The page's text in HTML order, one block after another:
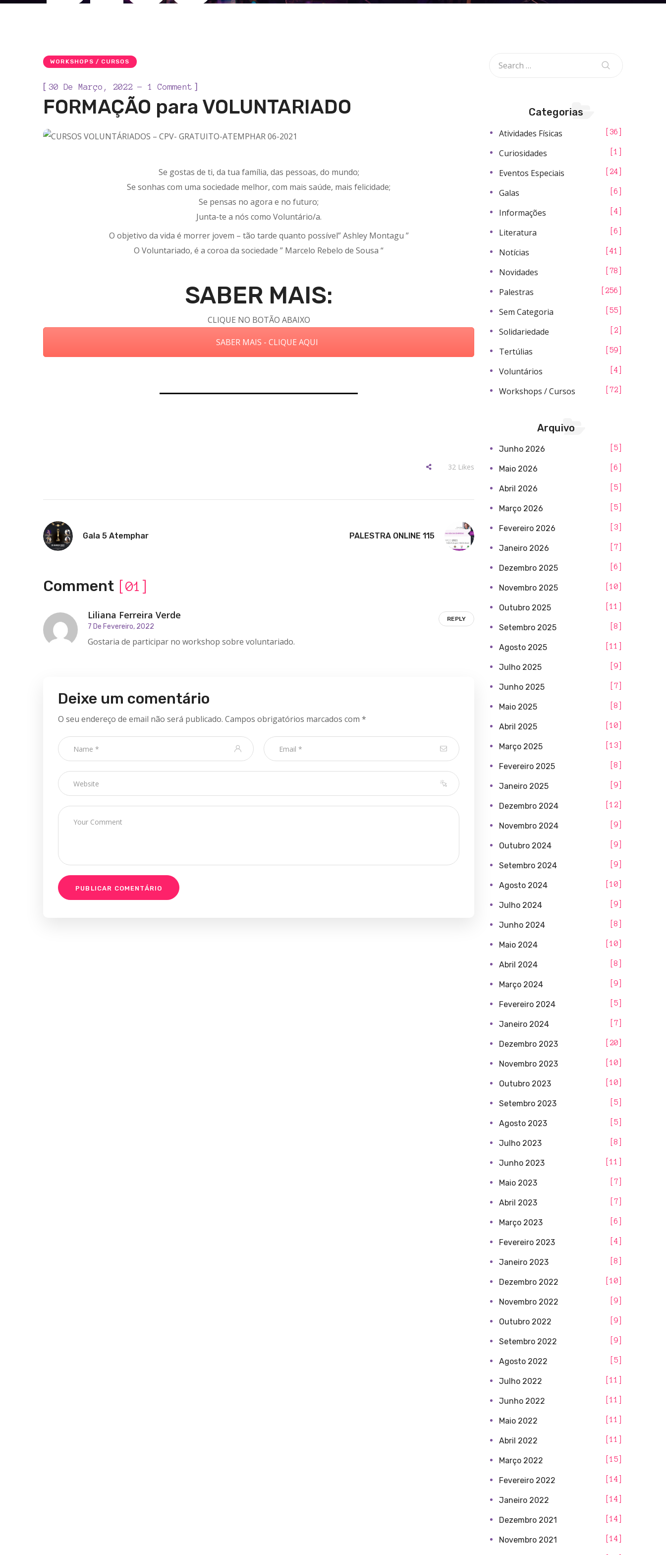
WORKSHOPS / CURSOS
[ 30 De Março, 2022 1 Comment ]
FORMAÇÃO para VOLUNTARIADO
Se gostas de ti, da tua família, das pessoas, do mundo;
Se sonhas com uma sociedade melhor, com mais saúde, mais felicidade;
Se pensas no agora e no futuro;
Junta-te a nós como Voluntário/a.
O objetivo da vida é morrer jovem – tão tarde quanto possível” Ashley Montagu ”
O Voluntariado, é a coroa da sociedade ” Marcelo Rebelo de Sousa “
SABER MAIS:
CLIQUE NO BOTÃO ABAIXO
SABER MAIS - CLIQUE AQUI
32 Likes
Gala 5 Atemphar PALESTRA ONLINE 115
Comment [01]
Liliana Ferreira Verde
7 De Fevereiro, 2022
Gostaria de participar no workshop sobre voluntariado.
REPLY
Deixe um comentário
O seu endereço de email não será publicado. Campos obrigatórios marcados com *
Categorias
Atividades Físicas 36
Curiosidades 1
Eventos Especiais 24
Galas 6
Informações 4
Literatura 6
Notícias 41
Novidades 78
Palestras 256
Sem Categoria 55
Solidariedade 2
Tertúlias 59
Voluntários 4
Workshops / Cursos 72
Arquivo
Junho 2026 5
Maio 2026 6
Abril 2026 5
Março 2026 5
Fevereiro 2026 3
Janeiro 2026 7
Dezembro 2025 6
Novembro 2025 10
Outubro 2025 11
Setembro 2025 8
Agosto 2025 11
Julho 2025 9
Junho 2025 7
Maio 2025 8
Abril 2025 10
Março 2025 13
Fevereiro 2025 8
Janeiro 2025 9
Dezembro 2024 12
Novembro 2024 9
Outubro 2024 9
Setembro 2024 9
Agosto 2024 10
Julho 2024 9
Junho 2024 8
Maio 2024 10
Abril 2024 8
Março 2024 9
Fevereiro 2024 5
Janeiro 2024 7
Dezembro 2023 20
Novembro 2023 10
Outubro 2023 10
Setembro 2023 5
Agosto 2023 5
Julho 2023 8
Junho 2023 11
Maio 2023 7
Abril 2023 7
Março 2023 6
Fevereiro 2023 4
Janeiro 2023 8
Dezembro 2022 10
Novembro 2022 9
Outubro 2022 9
Setembro 2022 9
Agosto 2022 5
Julho 2022 11
Junho 2022 11
Maio 2022 11
Abril 2022 11
Março 2022 15
Fevereiro 2022 14
Janeiro 2022 14
Dezembro 2021 14
Novembro 2021 14